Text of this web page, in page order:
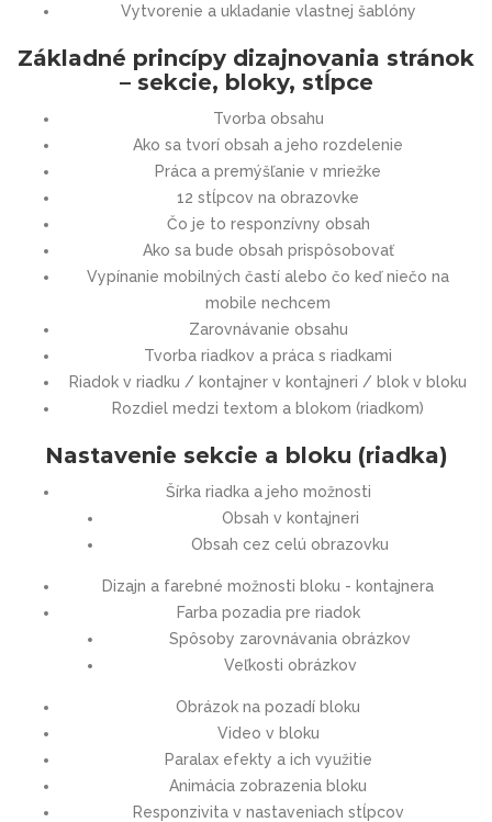
Vytvorenie a ukladanie vlastnej šablóny
Základné princípy dizajnovania stránok
– sekcie, bloky, stĺpce
Tvorba obsahu
Ako sa tvorí obsah a jeho rozdelenie
Práca a premýšľanie v mriežke
12 stĺpcov na obrazovke
Čo je to responzívny obsah
Ako sa bude obsah prispôsobovať
Vypínanie mobilných častí alebo čo keď niečo na
mobile nechcem
Zarovnávanie obsahu
Tvorba riadkov a práca s riadkami
Riadok v riadku / kontajner v kontajneri / blok v bloku
Rozdiel medzi textom a blokom (riadkom)
Nastavenie sekcie a bloku (riadka)
Šírka riadka a jeho možnosti
Obsah v kontajneri
Obsah cez celú obrazovku
Dizajn a farebné možnosti bloku - kontajnera
Farba pozadia pre riadok
Spôsoby zarovnávania obrázkov
Veľkosti obrázkov
Obrázok na pozadí bloku
Video v bloku
Paralax efekty a ich využitie
Animácia zobrazenia bloku
Responzivita v nastaveniach stĺpcov